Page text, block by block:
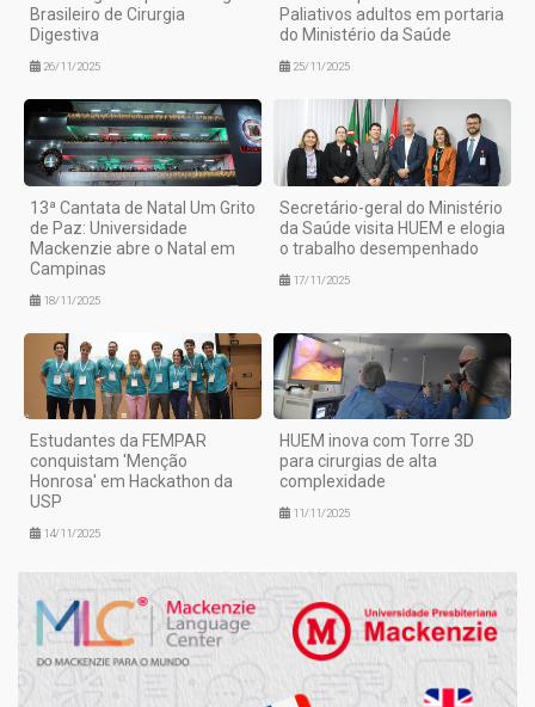
Brasileiro de Cirurgia
Digestiva
26/11/2025
Paliativos adultos em portaria
do Ministério da Saúde
25/11/2025
13ª Cantata de Natal Um Grito
de Paz: Universidade
Mackenzie abre o Natal em
Campinas
18/11/2025
Secretário-geral do Ministério
da Saúde visita HUEM e elogia
o trabalho desempenhado
17/11/2025
Estudantes da FEMPAR
conquistam 'Menção
Honrosa' em Hackathon da
USP
14/11/2025
HUEM inova com Torre 3D
para cirurgias de alta
complexidade
11/11/2025